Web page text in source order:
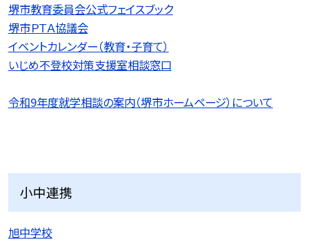
堺市教育委員会公式フェイスブック
堺市ＰＴＡ協議会
イベントカレンダー（教育・子育て）
いじめ不登校対策支援室相談窓口
令和9年度就学相談の案内（堺市ホームページ）について
小中連携
旭中学校